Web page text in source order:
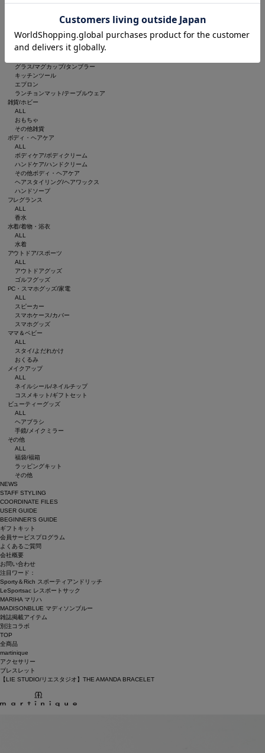
ルームフレグランス/お香
収納グッズ
食器/キッチン
ALL
グラス/マグカップ/タンブラー
キッチンツール
エプロン
ランチョンマット/テーブルウェア
雑貨/ホビー
ALL
おもちゃ
その他雑貨
ボディ・ヘアケア
ALL
ボディケア/ボディクリーム
ハンドケア/ハンドクリーム
その他ボディ・ヘアケア
ヘアスタイリング/ヘアワックス
ハンドソープ
フレグランス
ALL
香水
水着/着物・浴衣
ALL
水着
アウトドア/スポーツ
ALL
アウトドアグッズ
ゴルフグッズ
PC・スマホグッズ/家電
ALL
スピーカー
スマホケース/カバー
スマホグッズ
ママ＆ベビー
ALL
スタイ/よだれかけ
おくるみ
メイクアップ
ALL
ネイルシール/ネイルチップ
コスメキット/ギフトセット
ビューティーグッズ
ALL
ヘアブラシ
手鏡/メイクミラー
その他
ALL
福袋/福箱
ラッピングキット
その他
NEWS
STAFF STYLING
COORDINATE FILES
USER GUIDE
BEGINNER’S GUIDE
ギフトキット
会員サービスプログラム
よくあるご質問
会社概要
お問い合わせ
注目ワード：
Sporty＆Rich スポーティアンドリッチ
LeSportsac レスポートサック
MARIHA マリハ
MADISONBLUE マディソンブルー
雑誌掲載アイテム
別注コラボ
TOP
全商品
martinique
アクセサリー
ブレスレット
【LIE STUDIO/リエスタジオ】THE AMANDA BRACELET